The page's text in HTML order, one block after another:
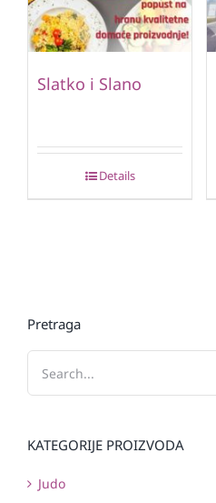
Slatko i Slano
Details
Pretraga
KATEGORIJE PROIZVODA
Judo